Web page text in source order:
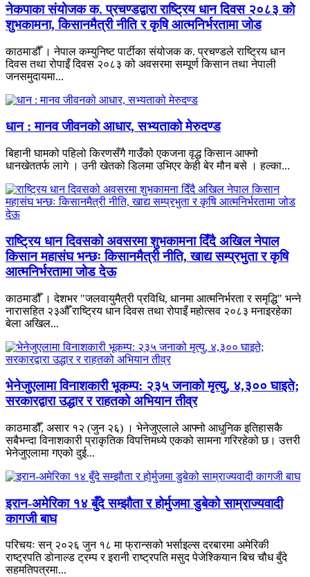
नेकपाका संयोजक क. प्रचण्डद्वारा राष्ट्रिय धान दिवस २०८३ को
शुभकामना, किसानमैत्री नीति र कृषि आत्मनिर्भरतामा जोड
काठमाडौँ । नेपाल कम्युनिष्ट पार्टीका संयोजक क. प्रचण्डले राष्ट्रिय धान
दिवस तथा रोपाइँ दिवस २०८३ को अवसरमा सम्पूर्ण किसान तथा नेपाली
जनसमुदायमा...
धान : मानव जीवनको आधार, सभ्यताको मेरुदण्ड
बिहानी घामको पहिलो किरणसँगै गाउँको एकजना वृद्ध किसान आफ्नो
धानखेततर्फ लागे । उनी खेतको डिलमा उभिएर केही बेर मौन बसे । हल्का...
राष्ट्रिय धान दिवसको अवसरमा शुभकामना दिँदै अखिल नेपाल
किसान महासंघ भन्छः किसानमैत्री नीति, खाद्य सम्प्रभुता र कृषि
आत्मनिर्भरतामा जोड देऊ
काठमाडौँ । देशभर "जलवायुमैत्री प्रविधि, धानमा आत्मनिर्भरता र समृद्धि" भन्ने
नारासहित २३औँ राष्ट्रिय धान दिवस तथा रोपाइँ महोत्सव २०८३ मनाइरहेका
बेला अखिल...
भेनेजुएलामा विनाशकारी भूकम्प: २३५ जनाको मृत्यु, ४,३०० घाइते;
सरकारद्वारा उद्धार र राहतको अभियान तीव्र
काठमाडौँ, असार १२ (जुन २६) । भेनेजुएलाले आफ्नो आधुनिक इतिहासकै
सबैभन्दा विनाशकारी प्राकृतिक विपत्तिमध्ये एकको सामना गरिरहेको छ। उत्तरी
भेनेजुएलामा गएको दुई...
इरान-अमेरिका १४ बुँदे सम्झौता र होर्मुजमा डुबेको साम्राज्यवादी
कागजी बाघ
परिचयः सन् २०२६ जुन १८ मा फ्रान्सको भर्साइल्स दरबारमा अमेरिकी
राष्ट्रपति डोनाल्ड ट्रम्प र इरानी राष्ट्रपति मसुद पेजेश्कियान बिच चौध बुँदे
सहमतिपत्रमा...